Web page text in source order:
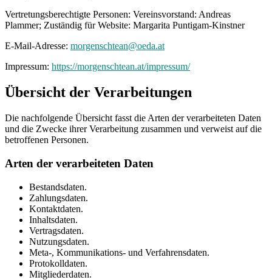
Vertretungsberechtigte Personen: Vereinsvorstand: Andreas
Plammer; Zuständig für Website: Margarita Puntigam-Kinstner
E-Mail-Adresse: morgenschtean@oeda.at
Impressum: https://morgenschtean.at/impressum/
Übersicht der Verarbeitungen
Die nachfolgende Übersicht fasst die Arten der verarbeiteten Daten
und die Zwecke ihrer Verarbeitung zusammen und verweist auf die
betroffenen Personen.
Arten der verarbeiteten Daten
Bestandsdaten.
Zahlungsdaten.
Kontaktdaten.
Inhaltsdaten.
Vertragsdaten.
Nutzungsdaten.
Meta-, Kommunikations- und Verfahrensdaten.
Protokolldaten.
Mitgliederdaten.